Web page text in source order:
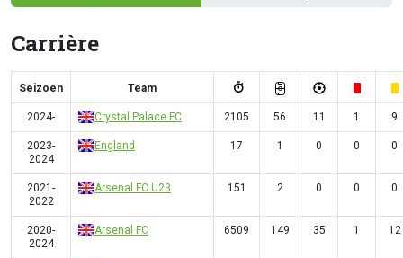
Carrière
Seizoen Team
2024- Crystal Palace FC 2105 56 11 1 9
2023-
2024
England 17 1 0 0 0
2021-
2022
Arsenal FC U23 151 2 0 0 0
2020-
2024
Arsenal FC 6509 149 35 1 12